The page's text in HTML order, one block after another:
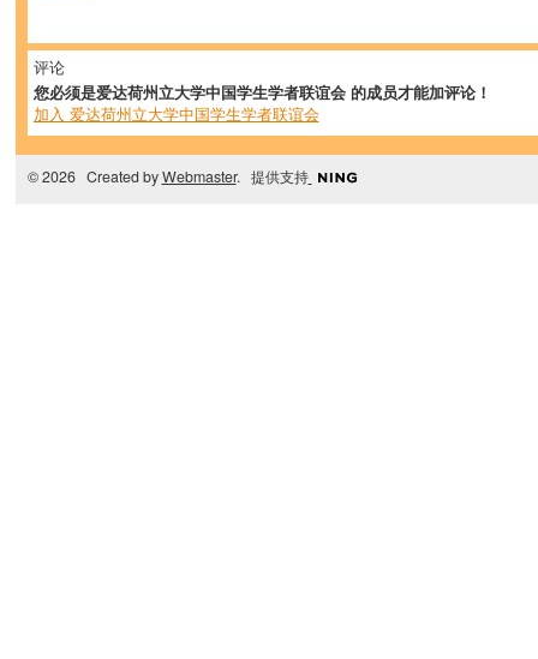
评论
您必须是爱达荷州立大学中国学生学者联谊会 的成员才能加评论！
加入 爱达荷州立大学中国学生学者联谊会
© 2026 Created byWebmaster. 提供支持